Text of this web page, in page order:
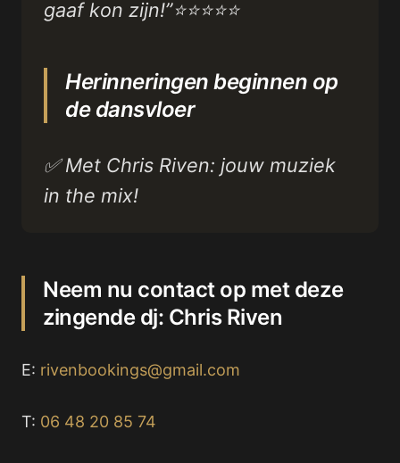
gaaf kon zijn!”⭐⭐⭐⭐⭐
Herinneringen beginnen op
de dansvloer
✅ Met Chris Riven: jouw muziek
in the mix!
Neem nu contact op met deze
zingende dj: Chris Riven
E: rivenbookings@gmail.com
T: 06 48 20 85 74